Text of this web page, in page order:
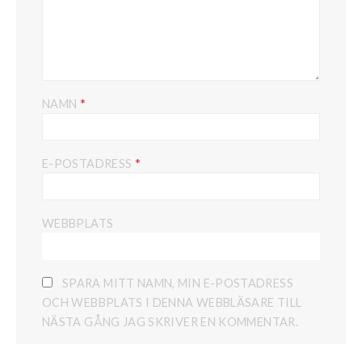
NAMN *
E-POSTADRESS *
WEBBPLATS
SPARA MITT NAMN, MIN E-POSTADRESS
OCH WEBBPLATS I DENNA WEBBLÄSARE TILL
NÄSTA GÅNG JAG SKRIVER EN KOMMENTAR.